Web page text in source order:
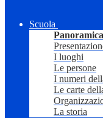
Scuola
Panoramica
I luoghi
Le persone
I numeri
Le carte
La storia